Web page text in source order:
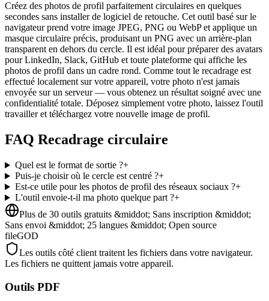
Créez des photos de profil parfaitement circulaires en quelques
secondes sans installer de logiciel de retouche. Cet outil basé sur le
navigateur prend votre image JPEG, PNG ou WebP et applique un
masque circulaire précis, produisant un PNG avec un arrière-plan
transparent en dehors du cercle. Il est idéal pour préparer des avatars
pour LinkedIn, Slack, GitHub et toute plateforme qui affiche les
photos de profil dans un cadre rond. Comme tout le recadrage est
effectué localement sur votre appareil, votre photo n'est jamais
envoyée sur un serveur — vous obtenez un résultat soigné avec une
confidentialité totale. Déposez simplement votre photo, laissez l'outil
travailler et téléchargez votre nouvelle image de profil.
FAQ Recadrage circulaire
Quel est le format de sortie ?+
Puis-je choisir où le cercle est centré ?+
Est-ce utile pour les photos de profil des réseaux sociaux ?+
L'outil envoie-t-il ma photo quelque part ?+
Plus de 30 outils gratuits &middot; Sans inscription &middot;
Sans envoi &middot; 25 langues &middot; Open source
fileGOD
Les outils côté client traitent les fichiers dans votre navigateur.
Les fichiers ne quittent jamais votre appareil.
Outils PDF